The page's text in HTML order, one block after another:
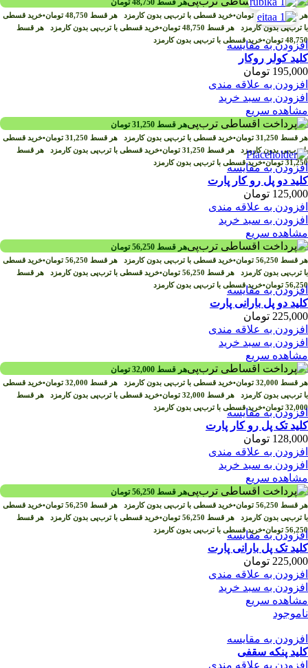
هر قسط 48,750 تومان
هر قسط 48,750 تومان•خرید قسطی با ترب‌پی بدون کارمزد هر قسط 48,750 تومان•خرید قسطی
با ترب‌پی بدون کارمزد هر قسط 48,750 تومان•خرید قسطی با ترب‌پی بدون کارمزد هر قسط
48,750 تومان•خرید قسطی با ترب‌پی بدون کارمزدافزودن به مقایسه
کلید کولر روکار
195,000 تومان
افزودن به علاقه مندی
افزودن به سبد خرید
مشاهده سریع
هر قسط 31,250 تومان
هر قسط 31,250 تومان•خرید قسطی با ترب‌پی بدون کارمزد هر قسط 31,250 تومان•خرید قسطی
با ترب‌پی بدون کارمزد هر قسط 31,250 تومان•خرید قسطی با ترب‌پی بدون کارمزد هر قسط
31,250 تومان•خرید قسطی با ترب‌پی بدون کارمزدافزودن به مقایسه
کلید دو پل رو کار پارت
125,000 تومان
افزودن به علاقه مندی
افزودن به سبد خرید
مشاهده سریع
هر قسط 56,250 تومان
هر قسط 56,250 تومان•خرید قسطی با ترب‌پی بدون کارمزد هر قسط 56,250 تومان•خرید قسطی
با ترب‌پی بدون کارمزد هر قسط 56,250 تومان•خرید قسطی با ترب‌پی بدون کارمزد هر قسط
56,250 تومان•خرید قسطی با ترب‌پی بدون کارمزدافزودن به مقایسه
کلید دو پل بارانی پارت
225,000 تومان
افزودن به علاقه مندی
افزودن به سبد خرید
مشاهده سریع
هر قسط 32,000 تومان
هر قسط 32,000 تومان•خرید قسطی با ترب‌پی بدون کارمزد هر قسط 32,000 تومان•خرید قسطی
با ترب‌پی بدون کارمزد هر قسط 32,000 تومان•خرید قسطی با ترب‌پی بدون کارمزد هر قسط
32,000 تومان•خرید قسطی با ترب‌پی بدون کارمزدافزودن به مقایسه
کلید تک پل رو کار پارت
128,000 تومان
افزودن به علاقه مندی
افزودن به سبد خرید
مشاهده سریع
هر قسط 56,250 تومان
هر قسط 56,250 تومان•خرید قسطی با ترب‌پی بدون کارمزد هر قسط 56,250 تومان•خرید قسطی
با ترب‌پی بدون کارمزد هر قسط 56,250 تومان•خرید قسطی با ترب‌پی بدون کارمزد هر قسط
56,250 تومان•خرید قسطی با ترب‌پی بدون کارمزدافزودن به مقایسه
کلید تک پل بارانی پارت
225,000 تومان
افزودن به علاقه مندی
افزودن به سبد خرید
مشاهده سریع
ناموجود
افزودن به مقایسه
کلید پنکه سقفی
افزودن به علاقه مندی